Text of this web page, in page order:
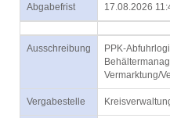
Abgabefrist 17.08.2026
Ausschreibung
PPK-
Vermarktung/
Vergabestelle